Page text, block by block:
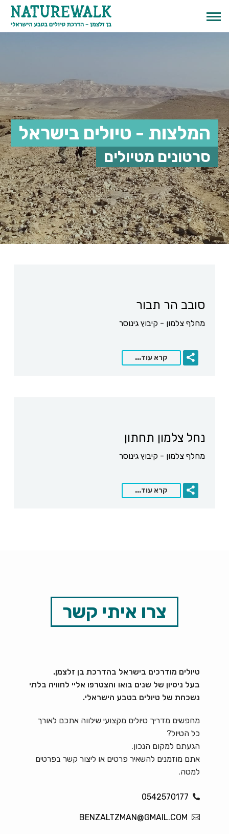
English
המלצות - טיולים בישראל
סרטונים מטיולים
סובב הר תבור
מחלף צלמון - קיבוץ גינוסר
קרא עוד...
נחל צלמון תחתון
מחלף צלמון - קיבוץ גינוסר
קרא עוד...
צרו איתי קשר
טיולים מודרכים בישראל בהדרכת בן זלצמן.
בעל ניסיון של שנים בואו והצטרפו אליי לחוויה בלתי
נשכחת של טיולים בטבע הישראלי.
מחפשים מדריך טיולים מקצועי שילווה אתכם לאורך
כל הטיול?
הגעתם למקום הנכון.
אתם מוזמנים להשאיר פרטים או ליצור קשר בפרטים
למטה.
0542570177
BENZALTZMAN@GMAIL.COM